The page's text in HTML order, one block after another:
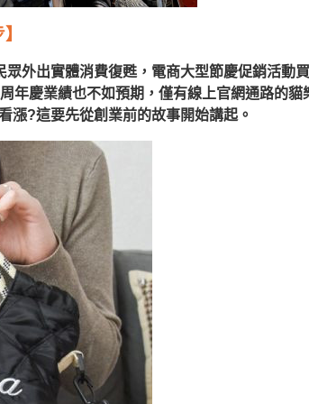
眾外出實體消費復甦，電商大型節慶促銷活動
年慶業績也不如預期，僅有線上官網通路的貓
漲?這要先從創業前的故事開始講起。